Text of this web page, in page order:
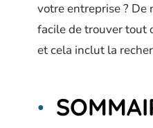
votre entreprise ? De
facile de trouver tout
et cela inclut la